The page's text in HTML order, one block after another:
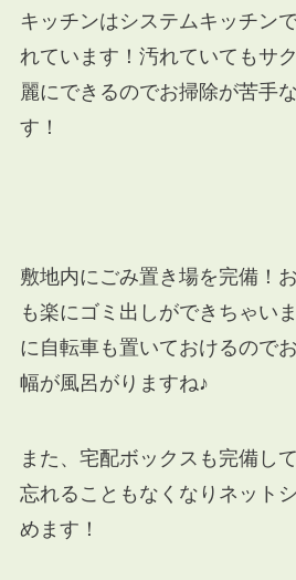
キッチンはシステムキッチン
れています！汚れていてもサ
麗にできるのでお掃除が苦手
す！
敷地内にごみ置き場を完備！
も楽にゴミ出しができちゃい
に自転車も置いておけるので
幅が風呂がりますね♪
また、宅配ボックスも完備し
忘れることもなくなりネット
めます！